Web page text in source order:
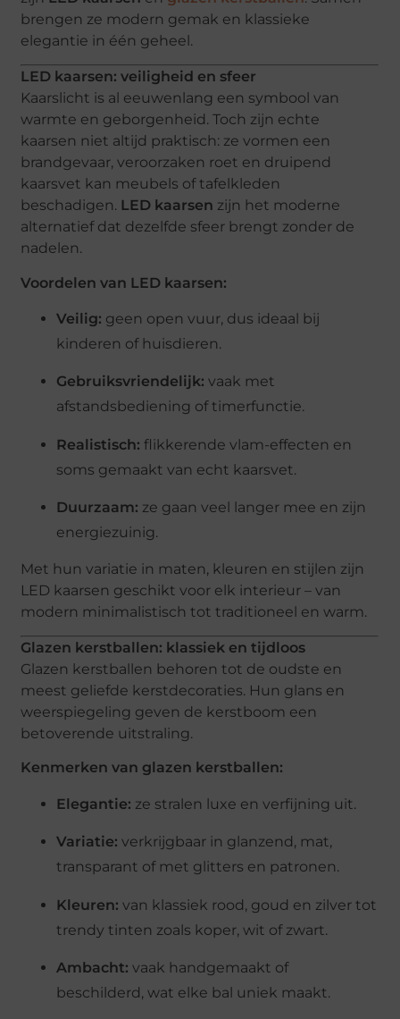
brengen ze modern gemak en klassieke
elegantie in één geheel.
LED kaarsen: veiligheid en sfeer
Kaarslicht is al eeuwenlang een symbool van
warmte en geborgenheid. Toch zijn echte
kaarsen niet altijd praktisch: ze vormen een
brandgevaar, veroorzaken roet en druipend
kaarsvet kan meubels of tafelkleden
beschadigen. LED kaarsen zijn het moderne
alternatief dat dezelfde sfeer brengt zonder de
nadelen.
Voordelen van LED kaarsen:
Veilig: geen open vuur, dus ideaal bij
kinderen of huisdieren.
Gebruiksvriendelijk: vaak met
afstandsbediening of timerfunctie.
Realistisch: flikkerende vlam-effecten en
soms gemaakt van echt kaarsvet.
Duurzaam: ze gaan veel langer mee en zijn
energiezuinig.
Met hun variatie in maten, kleuren en stijlen zijn
LED kaarsen geschikt voor elk interieur – van
modern minimalistisch tot traditioneel en warm.
Glazen kerstballen: klassiek en tijdloos
Glazen kerstballen behoren tot de oudste en
meest geliefde kerstdecoraties. Hun glans en
weerspiegeling geven de kerstboom een
betoverende uitstraling.
Kenmerken van glazen kerstballen:
Elegantie: ze stralen luxe en verfijning uit.
Variatie: verkrijgbaar in glanzend, mat,
transparant of met glitters en patronen.
Kleuren: van klassiek rood, goud en zilver tot
trendy tinten zoals koper, wit of zwart.
Ambacht: vaak handgemaakt of
beschilderd, wat elke bal uniek maakt.